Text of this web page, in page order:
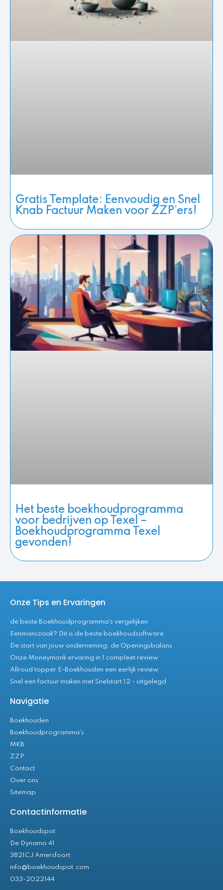
Gratis Template: Eenvoudig en Snel
Knab Factuur Maken voor ZZP’ers!
Het beste boekhoudprogramma
voor bedrijven op Texel –
Boekhoudprogramma Texel
gevonden!
Onze Tips en Ervaringen
de beste Boekhoudprogramma's vergelijken
Eenmanszaak? Dit is de beste boekhoudsoftware
De start van jouw onderneming: de Openingsbalans
Onze Moneymonk ervaring in 1 compleet review
Allroud topper E-Boekhouden een eerlijk review
Snel een factuur maken met Snelstart 12 - uitgelegd
Navigatie
Boekhouden
Boekhoudprogramma's
MKB
ZZP
Contact
Over ons
Sitemap
Contactinformatie
Boekhoudspot
De Dynamo 41
3821CJ Amersfoort
info@boekhoudspot.com
033-2022144